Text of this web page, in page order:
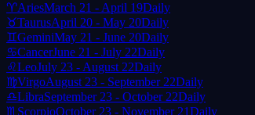
♈AriesMarch 21 - April 19Daily
♉TaurusApril 20 - May 20Daily
♊GeminiMay 21 - June 20Daily
♋CancerJune 21 - July 22Daily
♌LeoJuly 23 - August 22Daily
♍VirgoAugust 23 - September 22Daily
♎LibraSeptember 23 - October 22Daily
♏ ScorpioOctober 23 - November 21Daily